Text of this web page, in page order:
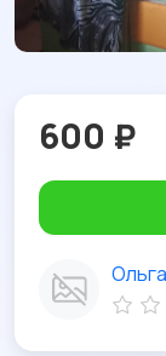
600 ₽
Ольга